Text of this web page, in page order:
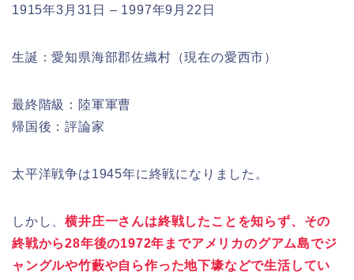
1915年3月31日 – 1997年9月22日
生誕：愛知県海部郡佐織村（現在の愛西市）
最終階級：陸軍軍曹
帰国後：評論家
太平洋戦争は1945年に終戦になりました。
しかし、横井庄一さんは終戦したことを知らず、その
終戦から28年後の1972年までアメリカのグアム島でジ
ャングルや竹藪や自ら作った地下壕などで生活してい